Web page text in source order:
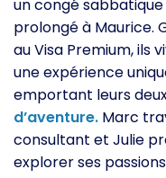
un congé sabbatique
prolongé à Maurice.
au Visa Premium, ils
une expérience
emportant leurs
d’aventure. Marc
consultant et Julie
explorer ses passions